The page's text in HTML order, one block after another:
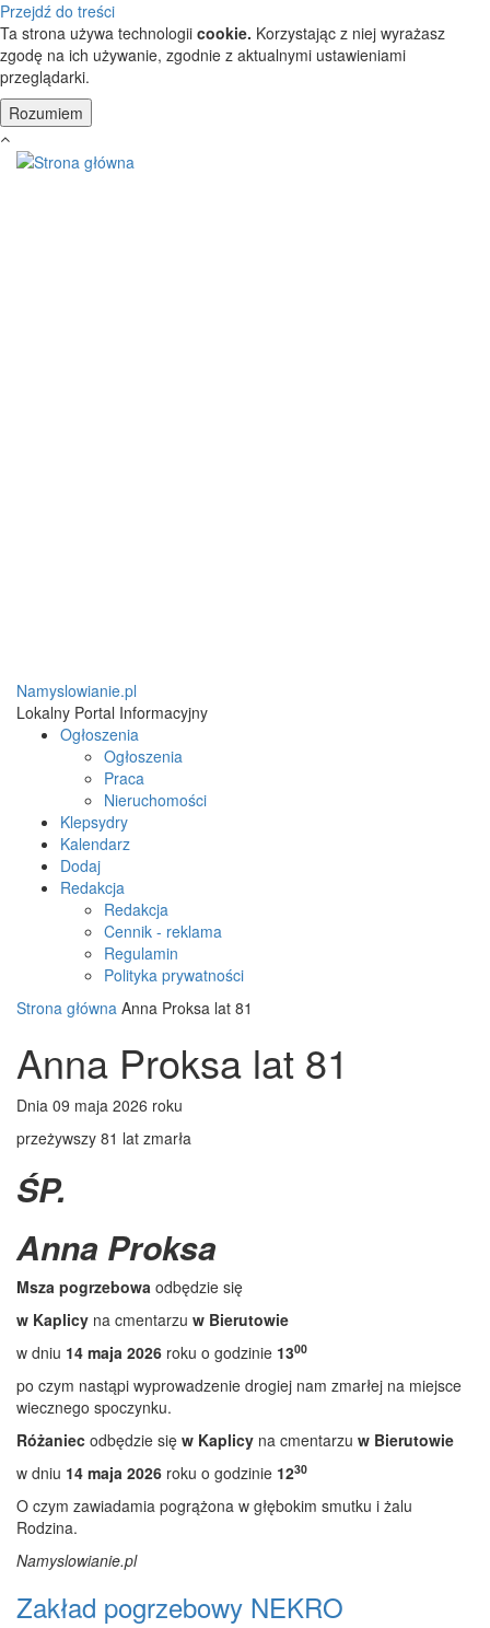
Przejdź do treści
Ta strona używa technologii cookie. Korzystając z niej wyrażasz
zgodę na ich używanie, zgodnie z aktualnymi ustawieniami
przeglądarki.
Namyslowianie.pl
Lokalny Portal Informacyjny
Ogłoszenia
Ogłoszenia
Praca
Nieruchomości
Klepsydry
Kalendarz
Dodaj
Redakcja
Redakcja
Cennik - reklama
Regulamin
Polityka prywatności
Strona główna Anna Proksa lat 81
Anna Proksa lat 81
Dnia 09 maja 2026 roku
przeżywszy 81 lat zmarła
ŚP.
Anna Proksa
Msza pogrzebowa odbędzie się
w Kaplicy na cmentarzu w Bierutowie
w dniu 14 maja 2026 roku o godzinie 1300
po czym nastąpi wyprowadzenie drogiej nam zmarłej na miejsce
wiecznego spoczynku.
Różaniec odbędzie się w Kaplicy na cmentarzu w Bierutowie
w dniu 14 maja 2026 roku o godzinie 1230
O czym zawiadamia pogrążona w głębokim smutku i żalu
Rodzina.
Namyslowianie.pl
Zakład pogrzebowy NEKRO